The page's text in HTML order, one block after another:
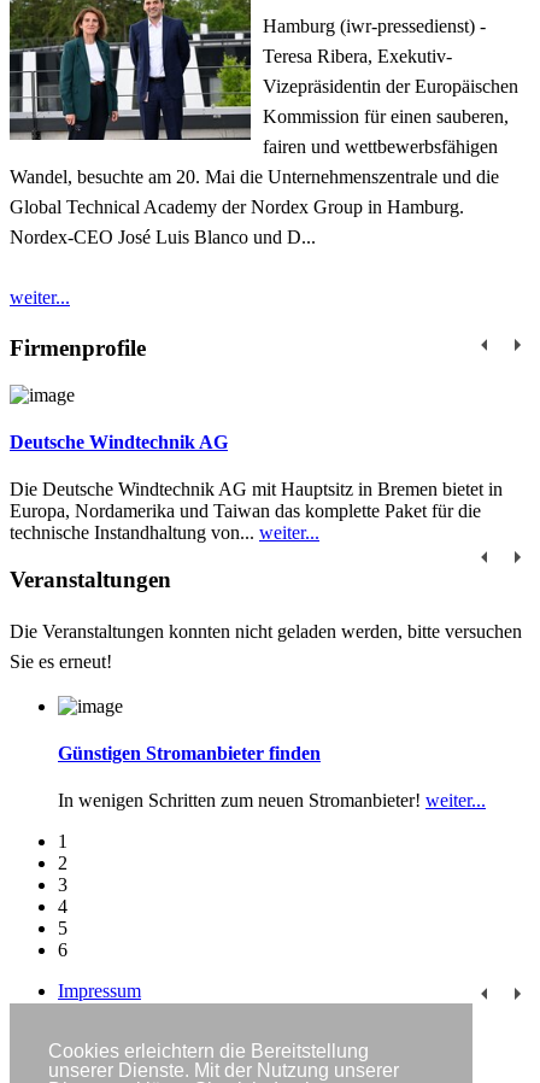
Cookies erleichtern die Bereitstellung
unserer Dienste. Mit der Nutzung unserer
Hamburg (iwr-pressedienst) -
Teresa Ribera, Exekutiv-
Vizepräsidentin der Europäischen
Kommission für einen sauberen,
fairen und wettbewerbsfähigen
Wandel, besuchte am 20. Mai die Unternehmenszentrale und die
Global Technical Academy der Nordex Group in Hamburg.
Nordex-CEO José Luis Blanco und D...
weiter...
Firmenprofile
Deutsche Windtechnik AG
Die Deutsche Windtechnik AG mit Hauptsitz in Bremen bietet in
Europa, Nordamerika und Taiwan das komplette Paket für die
technische Instandhaltung von... weiter...
Veranstaltungen
Die Veranstaltungen konnten nicht geladen werden, bitte versuchen
Sie es erneut!
Günstigen Stromanbieter finden
In wenigen Schritten zum neuen Stromanbieter! weiter...
1
2
3
4
5
6
Impressum
Newsletter